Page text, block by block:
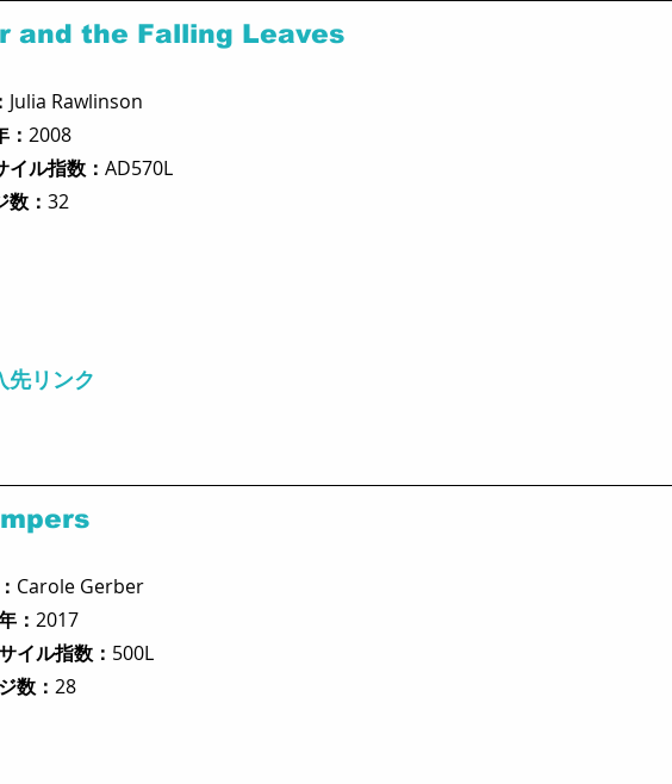
the Falling Leaves
Julia Rawlinson
2008
イル指数： AD570L
数： 32
先リンク
Carole Gerber
： 2017
イル指数： 500L
数： 28